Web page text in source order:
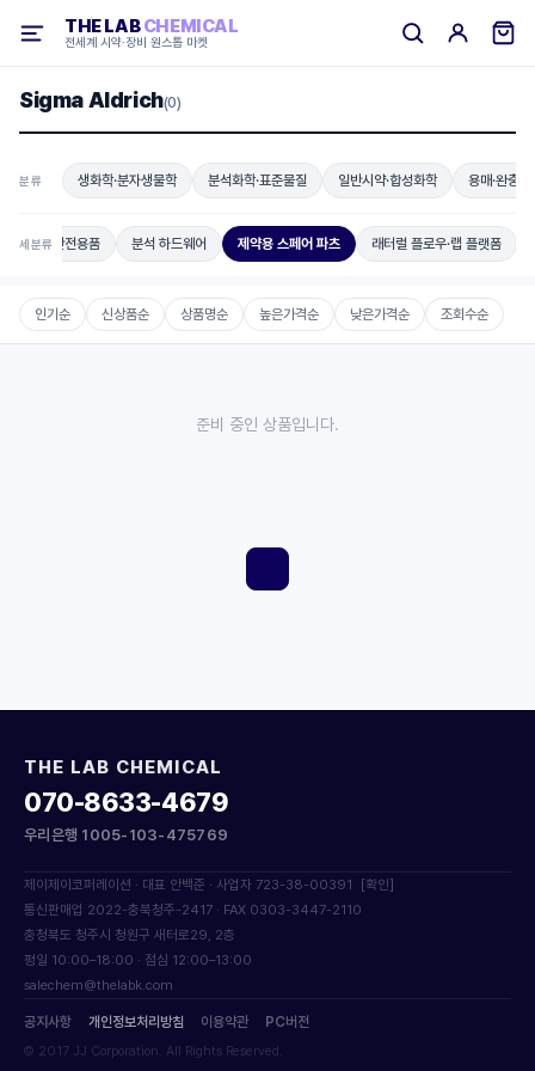
THE LABCHEMICAL
전세계 시약·장비 원스톱 마켓
Sigma Aldrich(0)
분류 생화학·분자생물학 분석화학·표준물질 일반시약·합성화학 용매·완충용
세분류
우 안전용품 분석 하드웨어 제약용 스페어 파츠 래터럴 플로우·랩 플랫폼
인기순 신상품순 상품명순 높은가격순 낮은가격순 조회수순
준비 중인 상품입니다.
THE LAB CHEMICAL
070-8633-4679
우리은행 1005-103-475769
제이제이코퍼레이션 · 대표 안백준 · 사업자 723-38-00391
[확인]
통신판매업 2022-충북청주-2417 · FAX 0303-3447-2110
충청북도 청주시 청원구 새터로29, 2층
평일 10:00–18:00 · 점심 12:00–13:00
salechem@thelabk.com
공지사항 개인정보처리방침 이용약관 PC버전
© 2017 JJ Corporation. All Rights Reserved.